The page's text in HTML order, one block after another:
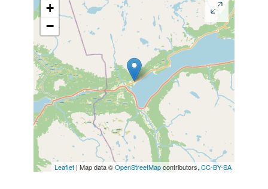
+
−
Leaflet | Map data ©OpenStreetMapcontributors,CC-BY-SA